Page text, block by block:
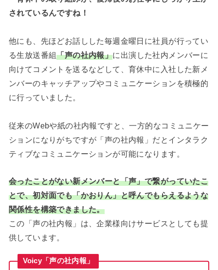
されているんですね！
他にも、先ほどお話しした毎週金曜日に社員が行ってい
る生放送番組「声の社内報」に出演した社内メンバーに
向けてコメントを送るなどして、育休中に入社した新メ
ンバーのキャッチアップやコミュニケーションを積極的
に行っていました。
従来のWebや紙の社内報ですと、一方的なコミュニケー
ションになりがちですが「声の社内報」だとインタラク
ティブなコミュニケーションが可能になります。
会ったことがない新メンバーと「声」で繋がっていたこ
とで、初対面でも「かおりん」と呼んでもらえるような
関係性を構築できました。
この「声の社内報」は、企業様向けサービスとしても提
供しています。
Voicy「声の社内報」